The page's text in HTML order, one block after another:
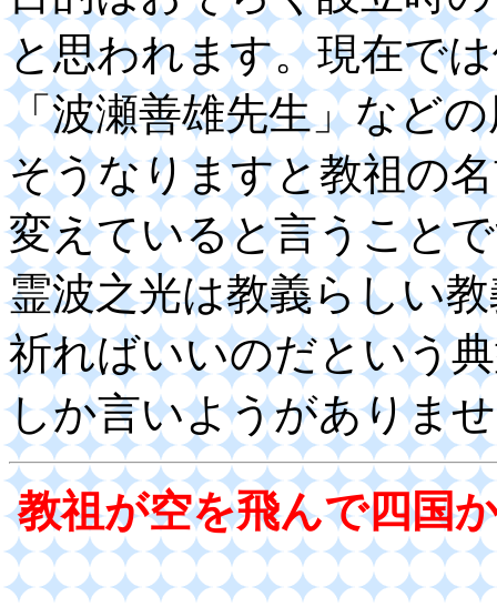
と思われます。現在で
「波瀬善雄先生」など
そうなりますと教祖の
変えていると言うこと
霊波之光は教義らしい
祈ればいいのだという
しか言いようがありま
教祖が空を飛んで四国